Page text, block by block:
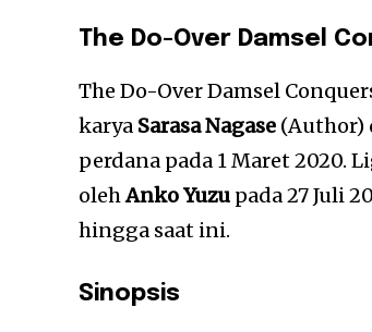
The Do-Over Damsel
The Do-Over Damsel
karya Sarasa Nagase (Author)
perdana pada 1 Maret 2020.
olehAnko Yuzu pada 27 Juli
hingga saat ini.
Sinopsis